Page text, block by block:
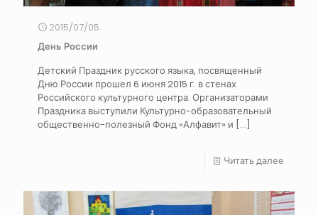
2015/07/05
День России
Детский Праздник русского языка, посвященный
Дню России прошел 6 июня 2015 г. в стенах
Российского культурного центра. Организаторами
Праздника выступили Культурно-образовательный
общественно-полезный Фонд «Алфавит» и […]
Читать далее